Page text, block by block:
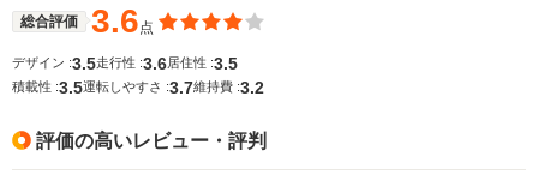
燃費
総合評価 3.6点
デザイン :3.5走行性 :3.6 居住性 :3.5
積載性 :3.5運転しやすさ :3.7維持費 :3.2
評価の高いレビュー・評判